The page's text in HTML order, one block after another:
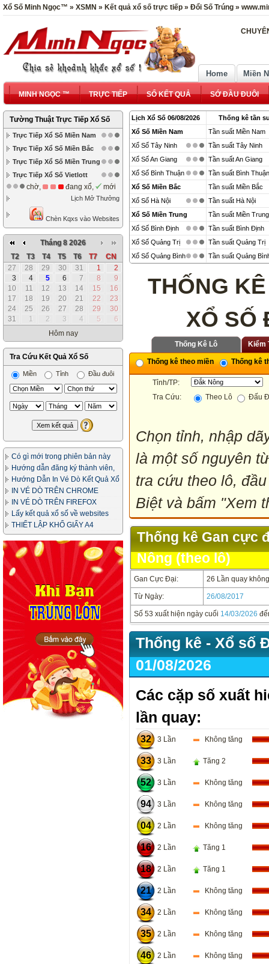
Xổ Số Minh Ngọc™ » XSMN » Kết quả xổ số trực tiếp » Đổi Số Trúng »
Home Miền
MINH NGỌC ™ TRỰC TIẾP SỔ KẾT QUẢ SỚ ĐẦU ĐUÔI
Tường Thuật Trực Tiếp Xổ Số
Trực Tiếp Xổ Số Miền Nam
Trực Tiếp Xổ Số Miền Bắc
Trực Tiếp Xổ Số Miền Trung
Trực Tiếp Xổ Số Vietlott
chờ, đang xổ, mới
Lịch Mở Thưởng
Chèn Kqxs vào Websites
Tháng 8 2026
T2
T3 T4 T5 T6 T7
CN
27
28 29 30 31 1
2
3
4 5 6 7 8
9
10
11 12 13 14 15
16
17
18 19 20 21 22
23
24
25 26 27 28 29
30
31
1 2 3 4 5
6
Hôm nay
Tra Cứu Kết Quả Xổ Số
Miền Tỉnh Đầu đuôi
Có gì mới trong phiên bản này
Hướng dẫn đăng ký thành viên,
in vé dò
Hướng Dẫn In Vé Dò Kết Quả Xổ
SốIN VÉ DÒ TRÊN CHROME
IN VÉ DÒ TRÊN FIREFOX
Lấy kết quả xổ số về websites
của bạn
THIẾT LẬP KHỔ GIẤY A4
Lịch Xổ Số 06/08/2026
Thống kê tần
Xổ Số Miền Nam
Tần suất Miền Nam
Xổ Số Tây Ninh
Tần suất Tây Ninh
Xổ Số An Giang
Tần suất An Giang
Xổ Số Bình Thuận
Tần suất Bình Thuận
Xổ Số Miền Bắc
Tần suất Miền Bắc
Xổ Số Hà Nội
Tần suất Hà Nội
Xổ Số Miền Trung
Tần suất Miền Trung
Xổ Số Bình Định
Tần suất Bình Định
Xổ Số Quảng Trị
Tần suất Quảng Trị
Xổ Số Quảng Bình
Tần suất Quảng
THỐNG
XỔ SỐ
Thống Kê Lô Kiểm
Thống kê theo miền Thống kê
Tỉnh/TP:
Tra Cứu:
Theo Lô Đấu
Chọn tỉnh, nhập
là một số nguyên
tra cứu theo lô,
Biệt và bấm "Xem
Thống kê Gan cực
Nông (theo lô)
Gan Cực Đại: 26 Lần quay
Từ Ngày: 26/08/2017
Số 53 xuất hiện ngày cuối 14/03/2026
Thống kê - Xổ số
01/08/2026
Các cặp số xuất
lần quay:
32 3 Lần Không tăng
33 3 Lần Tăng 2
52 3 Lần Không tăng
94 3 Lần Không tăng
04 2 Lần Không tăng
16 2 Lần Tăng 1
18 2 Lần Tăng 1
21 2 Lần Không tăng
34 2 Lần Không tăng
35 2 Lần Không tăng
46 2 Lần Không tăng